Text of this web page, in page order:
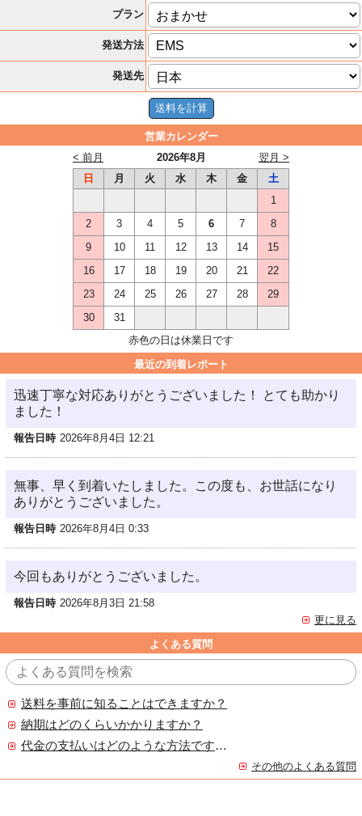
プラン
発送方法
発送先
営業カレンダー
2026年8月
< 前月
翌月 >
日
月 火 水 木 金
土
1
2
3 4 5 6 7
8
9
10 11 12 13 14
15
16
17 18 19 20 21
22
23
24 25 26 27 28
29
30
31
赤色の日は休業日です
最近の到着レポート
迅速丁寧な対応ありがとうございました！ とても助かり
ました！
報告日時 2026年8月4日 12:21
無事、早く到着いたしました。この度も、お世話になり
ありがとうございました。
報告日時 2026年8月4日 0:33
今回もありがとうございました。
報告日時 2026年8月3日 21:58
更に見る
よくある質問
送料を事前に知ることはできますか？
納期はどのくらいかかりますか？
代金の支払いはどのような方法ですか？
その他のよくある質問